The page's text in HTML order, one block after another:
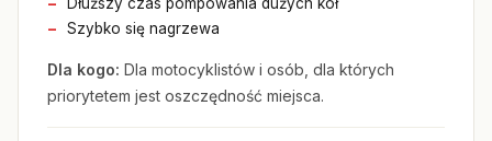
Szybko się nagrzewa
Dla kogo: Dla motocyklistów i osób, dla których
priorytetem jest oszczędność miejsca.